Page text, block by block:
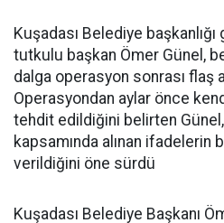
Kuşadası Belediye başkanlığı
tutkulu başkan Ömer Günel,
dalga operasyon sonrası flaş
Operasyondan aylar önce
tehdit edildiğini belirten
kapsamında alınan ifadelerin
verildiğini öne sürdü
Kuşadası Belediye Başkanı